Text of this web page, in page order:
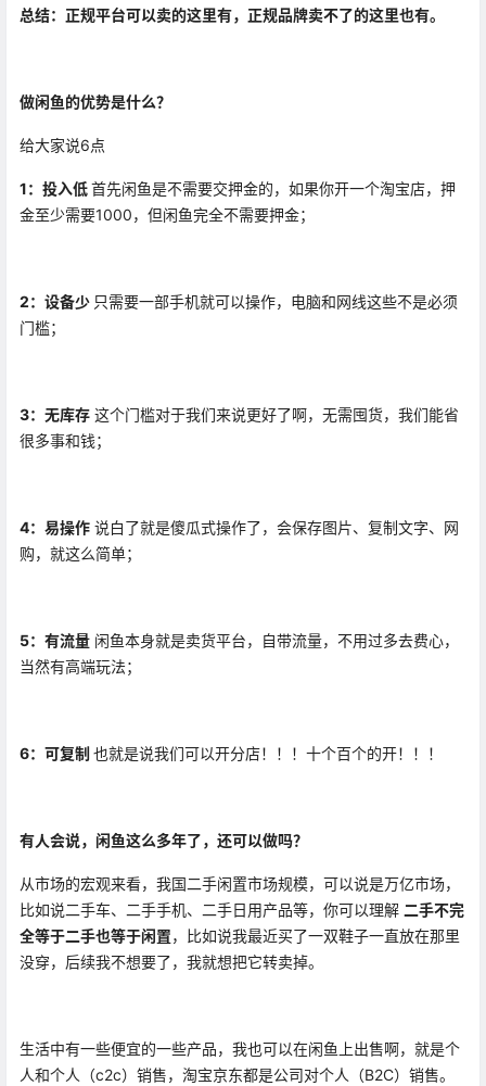
总结：正规平台可以卖的这里有，正规品牌卖不了的这里也有。
做闲鱼的优势是什么？
给大家说6点
1：投入低首先闲鱼是不需要交押金的，如果你开一个淘宝店，押
金至少需要1000，但闲鱼完全不需要押金；
2：设备少 只需要一部手机就可以操作，电脑和网线这些不是必须
门槛；
3：无库存 这个门槛对于我们来说更好了啊，无需囤货，我们能省
很多事和钱；
4：易操作 说白了就是傻瓜式操作了，会保存图片、复制文字、网
购，就这么简单；
5：有流量 闲鱼本身就是卖货平台，自带流量，不用过多去费心，
当然有高端玩法；
6：可复制 也就是说我们可以开分店！！！十个百个的开！！！
有人会说，闲鱼这么多年了，还可以做吗？
从市场的宏观来看，我国二手闲置市场规模，可以说是万亿市场，
比如说二手车、二手手机、二手日用产品等，你可以理解 二手不完
全等于二手也等于闲置，比如说我最近买了一双鞋子一直放在那里
没穿，后续我不想要了，我就想把它转卖掉。
生活中有一些便宜的一些产品，我也可以在闲鱼上出售啊，就是个
人和个人（c2c） 销售， 淘宝京东都是公司对个人（B2C）销售。